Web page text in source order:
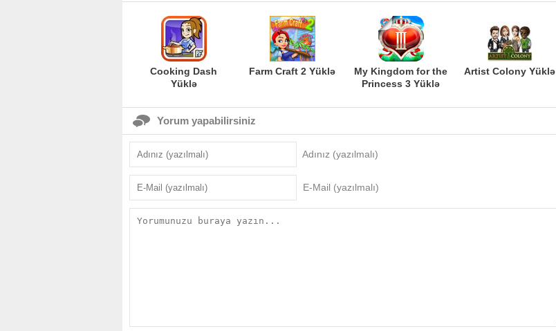
Cooking Dash
Yüklə
Farm Craft 2 Yüklə
My Kingdom for the
Princess 3 Yüklə
Artist Colony Yüklə
Yorum yapabilirsiniz
Adınız (yazılmalı)
E-Mail (yazılmalı)